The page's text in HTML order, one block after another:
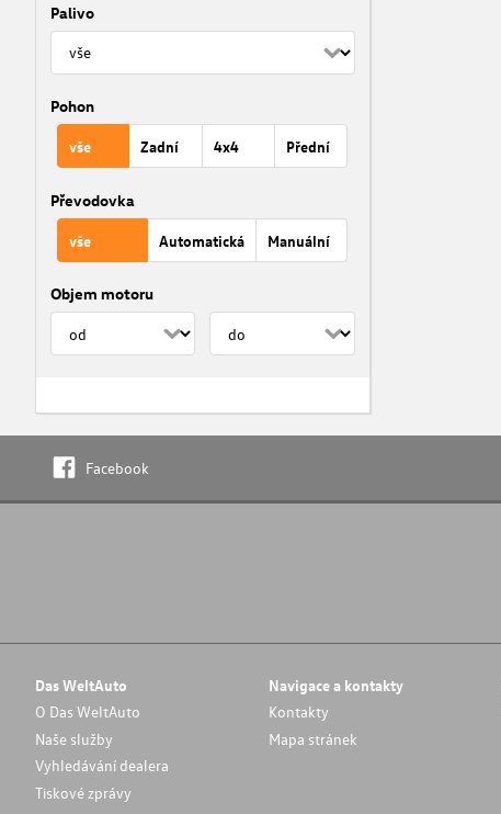
Palivo
Pohon
vše Zadní 4x4 Přední
Převodovka
vše Automatická Manuální
Objem motoru
Facebook
Das WeltAuto
O Das WeltAuto
Naše služby
Vyhledávání dealera
Tiskové zprávy
Navigace a kontakty
Kontakty
Mapa stránek